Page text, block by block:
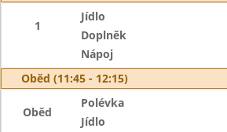
1
Jídlo
Doplněk
Nápoj
Oběd (11:45 - 12:15)
Oběd
Polévka
Jídlo